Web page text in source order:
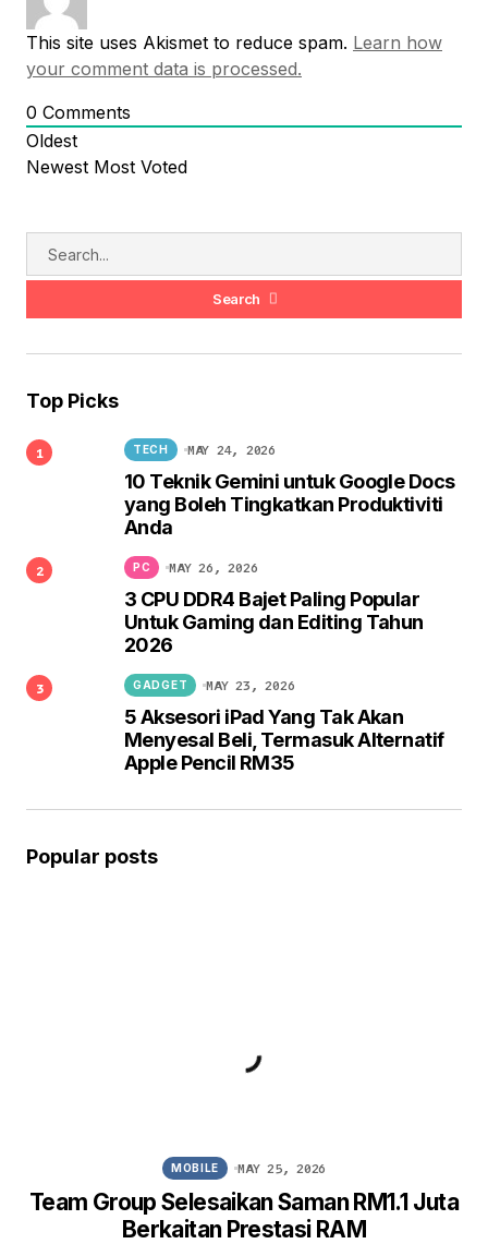
This site uses Akismet to reduce spam. Learn how
your comment data is processed.
0 Comments
Oldest
Newest Most Voted
Search
Top Picks
10 Teknik Gemini untuk Google Docs
yang Boleh Tingkatkan Produktiviti
Anda
TECH MAY 24, 2026
3 CPU DDR4 Bajet Paling Popular
Untuk Gaming dan Editing Tahun
2026
PC MAY 26, 2026
5 Aksesori iPad Yang Tak Akan
Menyesal Beli, Termasuk Alternatif
Apple Pencil RM35
GADGET MAY 23, 2026
Popular posts
Team Group Selesaikan Saman RM1.1 Juta
Berkaitan Prestasi RAM
MOBILE MAY 25, 2026